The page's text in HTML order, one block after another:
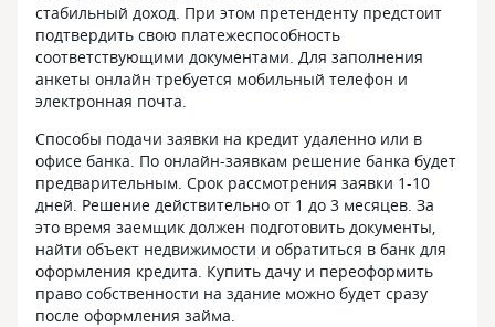
стабильный доход. При этом претенденту предстоит
подтвердить свою платежеспособность
соответствующими документами. Для заполнения
анкеты онлайн требуется мобильный телефон и
электронная почта.
Способы подачи заявки на кредит удаленно или в
офисе банка. По онлайн-заявкам решение банка будет
предварительным. Срок рассмотрения заявки 1-10
дней. Решение действительно от 1 до 3 месяцев. За
это время заемщик должен подготовить документы,
найти объект недвижимости и обратиться в банк для
оформления кредита. Купить дачу и переоформить
право собственности на здание можно будет сразу
после оформления займа.